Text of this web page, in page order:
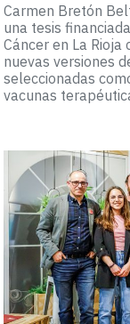
Carmen Bretón
una tesis
Cáncer en La
nuevas versiones
seleccionadas
vacunas